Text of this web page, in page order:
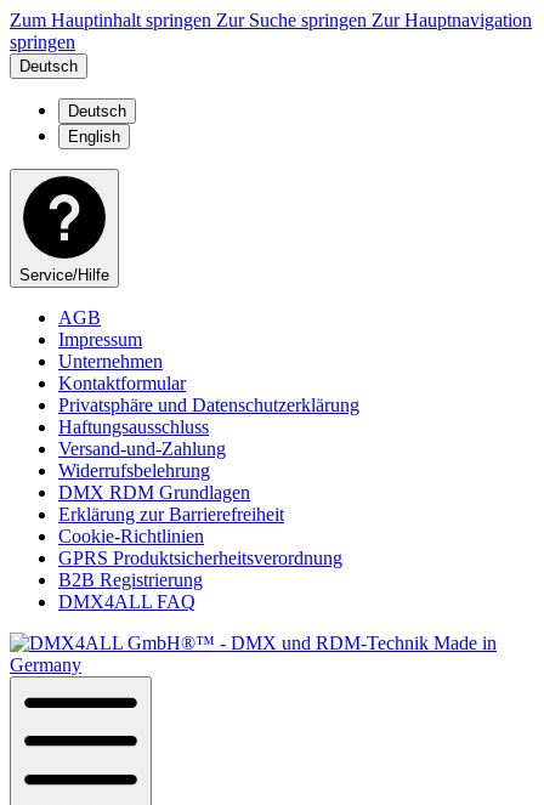
Zum Hauptinhalt springen Zur Suche springen Zur Hauptnavigation
springen
Deutsch
Deutsch
English
Service/Hilfe
AGB
Impressum
Unternehmen
Kontaktformular
Privatsphäre und Datenschutzerklärung
Haftungsausschluss
Versand-und-Zahlung
Widerrufsbelehrung
DMX RDM Grundlagen
Erklärung zur Barrierefreiheit
Cookie-Richtlinien
GPRS Produktsicherheitsverordnung
B2B Registrierung
DMX4ALL FAQ